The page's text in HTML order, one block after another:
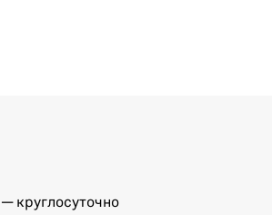
— круглосуточно